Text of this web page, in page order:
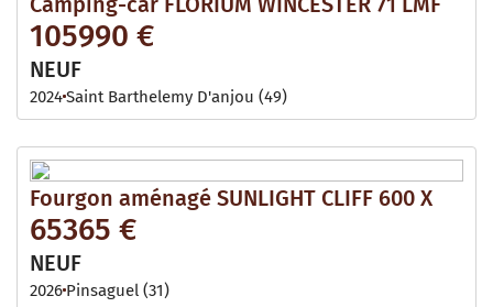
105990 €
NEUF
2024Saint Barthelemy D'anjou (49)
Fourgon aménagé SUNLIGHT CLIFF 600 X
65365 €
NEUF
2026 Pinsaguel (31)